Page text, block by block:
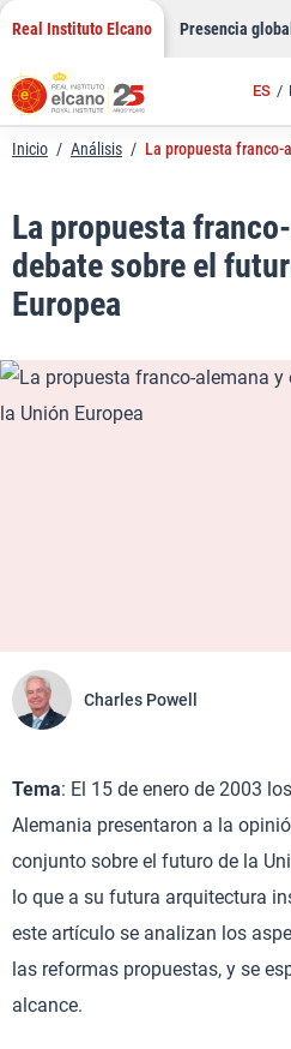
Saltar
contenido
Real Instituto Elcano Presencia global
ES
Inicio / Análisis / La propuesta franco-
La propuesta
debate sobre el
Europea
Charles Powell
Tema: El 15 de enero de 2003
Alemania presentaron a la
conjunto sobre el futuro de la
lo que a su futura arquitectura
este artículo se analizan los
las reformas propuestas, y se
alcance.